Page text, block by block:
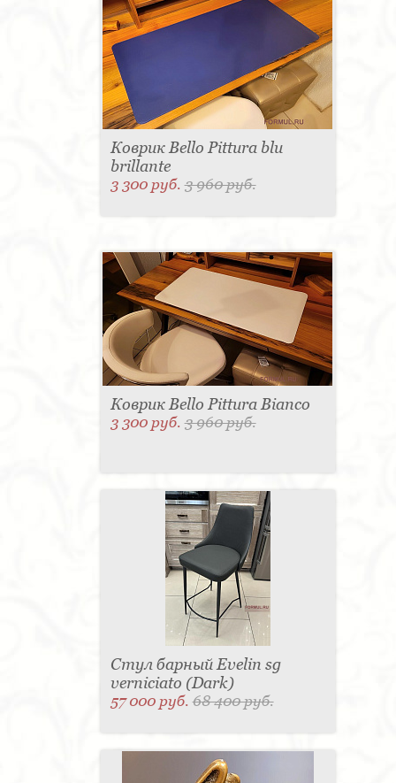
Коврик Bello Pittura blu
brillante
3 300 руб.3 960 руб.
Коврик Bello Pittura Bianco
3 300 руб.3 960 руб.
Стул барный Evelin sg
verniciato (Dark)
57 000 руб.68 400 руб.